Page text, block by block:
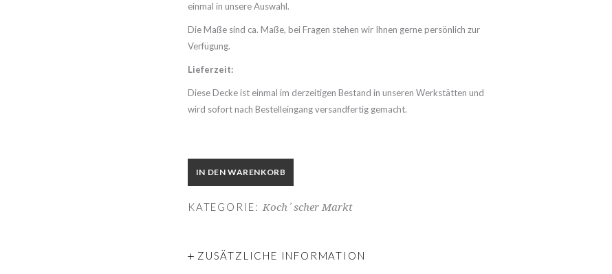
einmal in unsere Auswahl.
Die Maße sind ca. Maße, bei Fragen stehen wir Ihnen gerne persönlich zur
Verfügung.
Lieferzeit:
Diese Decke ist einmal im derzeitigen Bestand in unseren Werkstätten und
wird sofort nach Bestelleingang versandfertig gemacht.
IN DEN WARENKORB
KATEGORIE: Koch´scher Markt
+ ZUSÄTZLICHE INFORMATION